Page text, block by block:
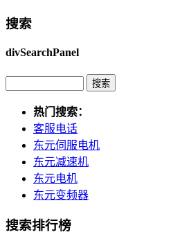
搜索
divSearchPanel
热门搜索：
客服电话
东元伺服电机
东元减速机
东元电机
东元变频器
搜索排行榜